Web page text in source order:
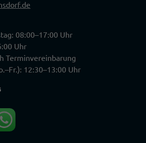
08:00–17:00 Uhr
Uhr
Terminvereinbarung
12:30–13:00 Uhr